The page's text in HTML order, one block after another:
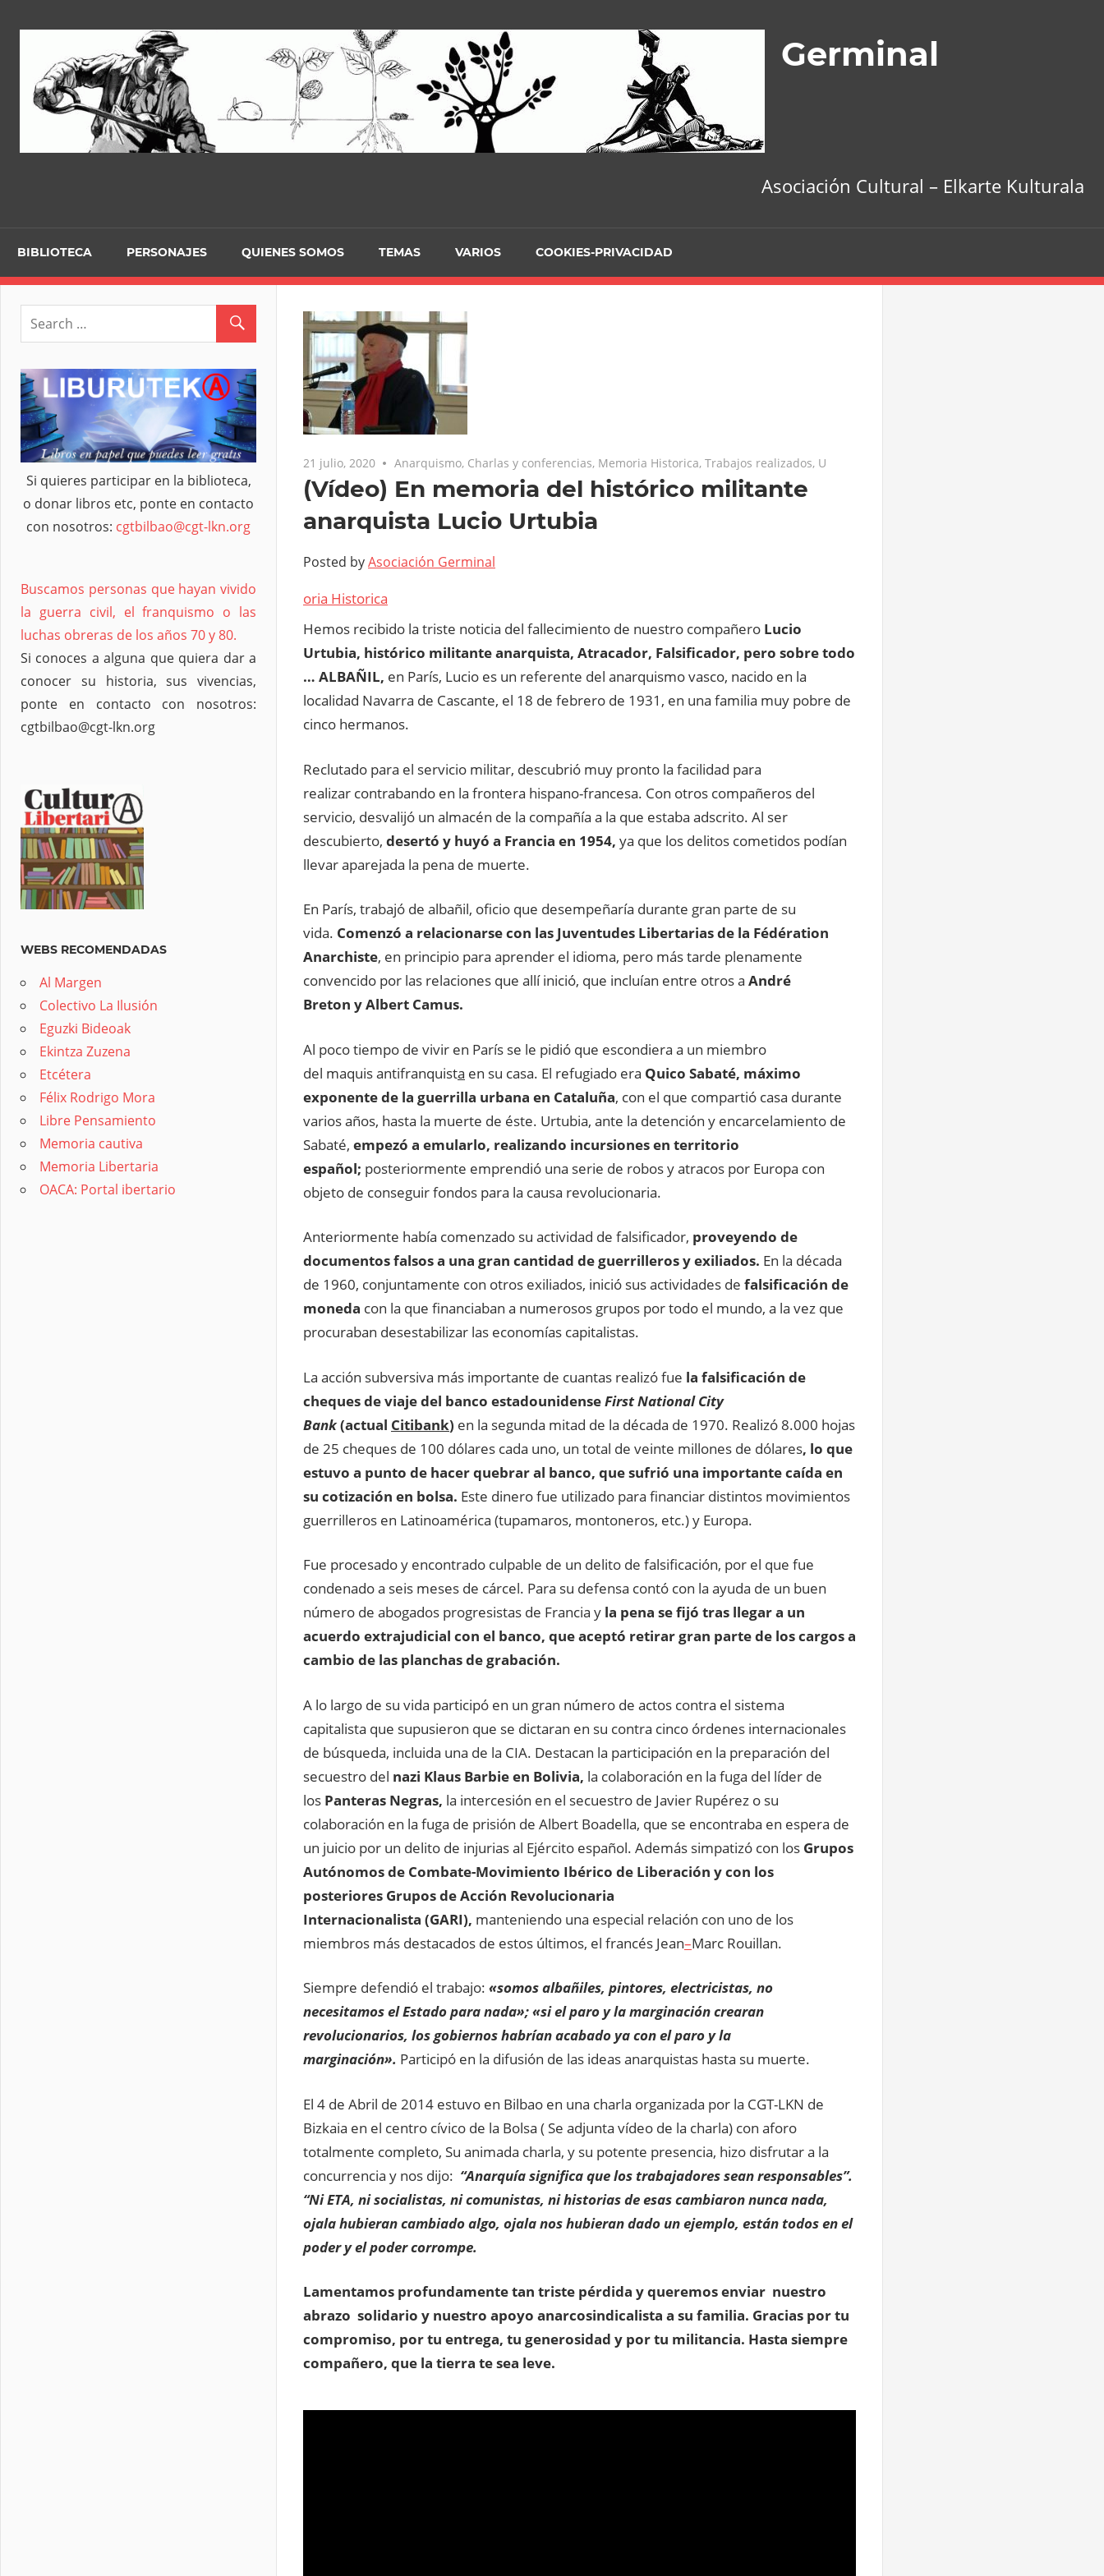
Germinal
Asociación Cultural – Elkarte Kulturala
BIBLIOTECA PERSONAJES QUIENES SOMOS TEMAS VARIOS COOKIES-PRIVACIDAD
21 julio, 2020 Anarquismo, Charlas y conferencias, Memoria Historica,Trabajos realizados, U
(Vídeo) En memoria del histórico militante
anarquista Lucio Urtubia
Posted byAsociación Germinal
oria Historica
Hemos recibido la triste noticia del fallecimiento de nuestro compañero Lucio
Urtubia, histórico militante anarquista, Atracador, Falsificador, pero sobre todo
… ALBAÑIL, en París, Lucio es un referente del anarquismo vasco, nacido en la
localidad Navarra de Cascante, el 18 de febrero de 1931, en una familia muy pobre de
cinco hermanos.
Reclutado para el servicio militar, descubrió muy pronto la facilidad para
realizar contrabando en la frontera hispano-francesa. Con otros compañeros del
servicio, desvalijó un almacén de la compañía a la que estaba adscrito. Al ser
descubierto, desertó y huyó a Francia en 1954, ya que los delitos cometidos podían
llevar aparejada la pena de muerte.
En París, trabajó de albañil, oficio que desempeñaría durante gran parte de su
vida. Comenzó a relacionarse con las Juventudes Libertarias de la Fédération
Anarchiste, en principio para aprender el idioma, pero más tarde plenamente
convencido por las relaciones que allí inició, que incluían entre otros a André
Breton y Albert Camus.
Al poco tiempo de vivir en París se le pidió que escondiera a un miembro
del maquis antifranquista en su casa. El refugiado era Quico Sabaté, máximo
exponente de la guerrilla urbana en Cataluña, con el que compartió casa durante
varios años, hasta la muerte de éste. Urtubia, ante la detención y encarcelamiento de
Sabaté, empezó a emularlo, realizando incursiones en territorio
español; posteriormente emprendió una serie de robos y atracos por Europa con
objeto de conseguir fondos para la causa revolucionaria.
Anteriormente había comenzado su actividad de falsificador, proveyendo de
documentos falsos a una gran cantidad de guerrilleros y exiliados. En la década
de 1960, conjuntamente con otros exiliados, inició sus actividades de falsificación de
moneda con la que financiaban a numerosos grupos por todo el mundo, a la vez que
procuraban desestabilizar las economías capitalistas.
La acción subversiva más importante de cuantas realizó fue la falsificación de
cheques de viaje del banco estadounidenseFirst National City
Bank(actual Citibank) en la segunda mitad de la década de 1970. Realizó 8.000 hojas
de 25 cheques de 100 dólares cada uno, un total de veinte millones de dólares, lo que
estuvo a punto de hacer quebrar al banco, que sufrió una importante caída en
su cotización en bolsa. Este dinero fue utilizado para financiar distintos movimientos
guerrilleros en Latinoamérica (tupamaros, montoneros, etc.) y Europa.
Fue procesado y encontrado culpable de un delito de falsificación, por el que fue
condenado a seis meses de cárcel. Para su defensa contó con la ayuda de un buen
número de abogados progresistas de Francia y la pena se fijó tras llegar a un
acuerdo extrajudicial con el banco, que aceptó retirar gran parte de los cargos a
cambio de las planchas de grabación.
A lo largo de su vida participó en un gran número de actos contra el sistema
capitalista que supusieron que se dictaran en su contra cinco órdenes internacionales
de búsqueda, incluida una de la CIA. Destacan la participación en la preparación del
secuestro del nazi Klaus Barbie en Bolivia, la colaboración en la fuga del líder de
los Panteras Negras, la intercesión en el secuestro de Javier Rupérez o su
colaboración en la fuga de prisión de Albert Boadella, que se encontraba en espera de
un juicio por un delito de injurias al Ejército español. Además simpatizó con los Grupos
Autónomos de Combate-Movimiento Ibérico de Liberación y con los
posteriores Grupos de Acción Revolucionaria
Internacionalista (GARI), manteniendo una especial relación con uno de los
miembros más destacados de estos últimos, el francés Jean–Marc Rouillan.
Siempre defendió el trabajo: «somos albañiles, pintores, electricistas, no
necesitamos el Estado para nada»; «si el paro y la marginación crearan
revolucionarios, los gobiernos habrían acabado ya con el paro y la
marginación». Participó en la difusión de las ideas anarquistas hasta su muerte.
El 4 de Abril de 2014 estuvo en Bilbao en una charla organizada por la CGT-LKN de
Bizkaia en el centro cívico de la Bolsa ( Se adjunta vídeo de la charla) con aforo
totalmente completo, Su animada charla, y su potente presencia, hizo disfrutar a la
concurrencia y nos dijo: “Anarquía significa que los trabajadores sean responsables”.
“Ni ETA, ni socialistas, ni comunistas, ni historias de esas cambiaron nunca nada,
ojala hubieran cambiado algo, ojala nos hubieran dado un ejemplo, están todos en el
poder y el poder corrompe.
Lamentamos profundamente tan triste pérdida y queremos enviar nuestro
abrazo solidario y nuestro apoyo anarcosindicalista a su familia. Gracias por tu
compromiso, por tu entrega, tu generosidad y por tu militancia. Hasta siempre
compañero, que la tierra te sea leve.
Si quieres participar en la biblioteca,
o donar libros etc, ponte en contacto
con nosotros: cgtbilbao@cgt-lkn.org
Buscamos personas que hayan vivido
la guerra civil, el franquismo o las
luchas obreras de los años 70 y 80.
Si conoces a alguna que quiera dar a
conocer su historia, sus vivencias,
ponte en contacto con nosotros:
cgtbilbao@cgt-lkn.org
WEBS RECOMENDADAS
Al Margen
Colectivo La Ilusión
Eguzki Bideoak
Ekintza Zuzena
Etcétera
Félix Rodrigo Mora
Libre Pensamiento
Memoria cautiva
Memoria Libertaria
OACA: Portal ibertario